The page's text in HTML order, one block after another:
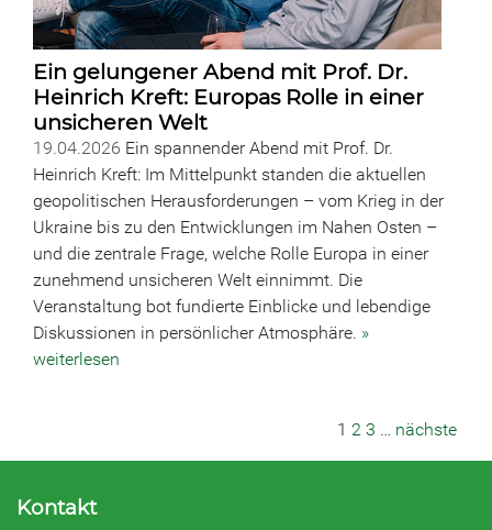
Ein gelungener Abend mit Prof. Dr.
Heinrich Kreft: Europas Rolle in einer
unsicheren Welt
19.04.2026 Ein spannender Abend mit Prof. Dr.
Heinrich Kreft: Im Mittelpunkt standen die aktuellen
geopolitischen Herausforderungen – vom Krieg in der
Ukraine bis zu den Entwicklungen im Nahen Osten –
und die zentrale Frage, welche Rolle Europa in einer
zunehmend unsicheren Welt einnimmt. Die
Veranstaltung bot fundierte Einblicke und lebendige
Diskussionen in persönlicher Atmosphäre. »
weiterlesen
1 2 3 … nächste
Kontakt